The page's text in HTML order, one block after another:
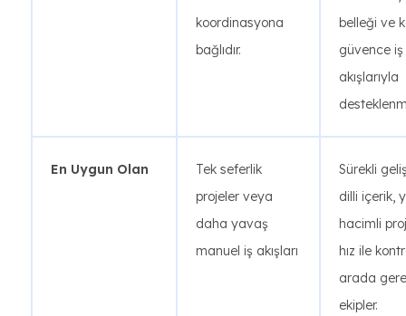
koordinasyona
bağlıdır.
belleği ve
güvence iş
akışlarıyla
En Uygun Olan
Tek seferlik
projeler veya
daha yavaş
manuel iş akışları
Sürekli
dilli içerik,
hacimli
hız ile
arada
ekipler.